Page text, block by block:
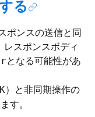
る
ポンスの送信と同
スポンスボディ
となる可能性があ
）と非同期操作の
す。